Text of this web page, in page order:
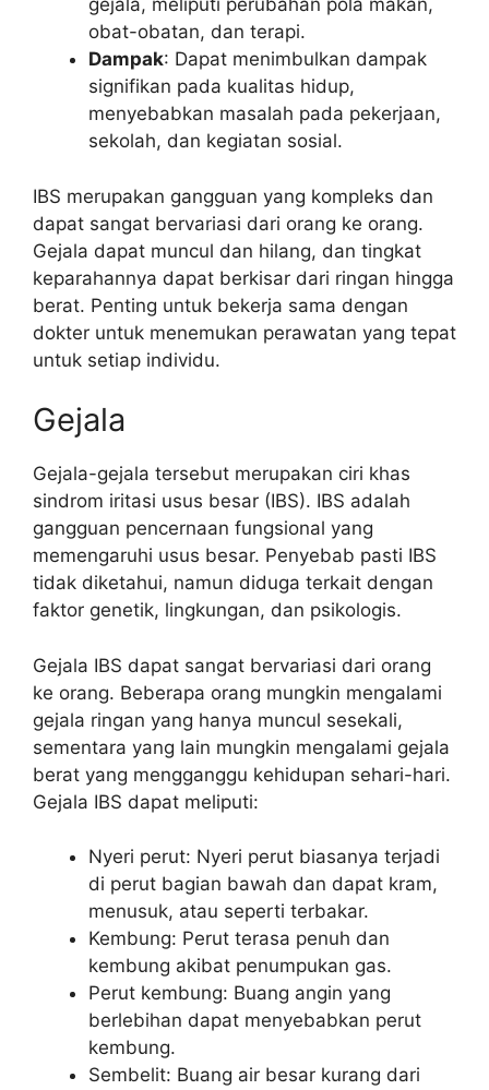
gejala, meliputi perubahan pola makan,
obat-obatan, dan terapi.
Dampak: Dapat menimbulkan dampak
signifikan pada kualitas hidup,
menyebabkan masalah pada pekerjaan,
sekolah, dan kegiatan sosial.
IBS merupakan gangguan yang kompleks dan
dapat sangat bervariasi dari orang ke orang.
Gejala dapat muncul dan hilang, dan tingkat
keparahannya dapat berkisar dari ringan hingga
berat. Penting untuk bekerja sama dengan
dokter untuk menemukan perawatan yang tepat
untuk setiap individu.
Gejala
Gejala-gejala tersebut merupakan ciri khas
sindrom iritasi usus besar (IBS). IBS adalah
gangguan pencernaan fungsional yang
memengaruhi usus besar. Penyebab pasti IBS
tidak diketahui, namun diduga terkait dengan
faktor genetik, lingkungan, dan psikologis.
Gejala IBS dapat sangat bervariasi dari orang
ke orang. Beberapa orang mungkin mengalami
gejala ringan yang hanya muncul sesekali,
sementara yang lain mungkin mengalami gejala
berat yang mengganggu kehidupan sehari-hari.
Gejala IBS dapat meliputi:
Nyeri perut: Nyeri perut biasanya terjadi
di perut bagian bawah dan dapat kram,
menusuk, atau seperti terbakar.
Kembung: Perut terasa penuh dan
kembung akibat penumpukan gas.
Perut kembung: Buang angin yang
berlebihan dapat menyebabkan perut
kembung.
Sembelit: Buang air besar kurang dari